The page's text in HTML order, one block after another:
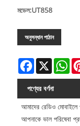
মডেল:UT858
অনুসন্ধান পাঠান
Facebook
X
পণ্যের বর্ণনা
আমাদের রেডিও মোবাইলে
আপনাকে ভাল পরিষেবা